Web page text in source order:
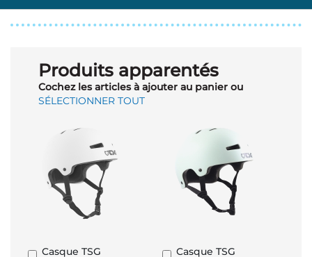
Produits apparentés
Cochez les articles à ajouter au panier ou
SÉLECTIONNER TOUT
Casque TSG
Ajouter Casque TSG
Ajouter